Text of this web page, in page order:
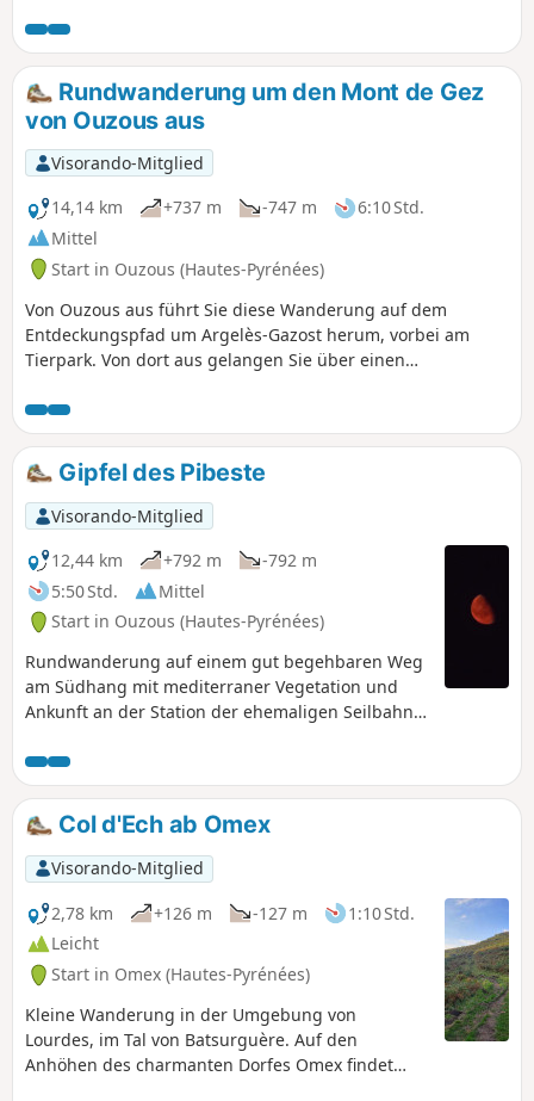
de Pau und einen 360°-Blick auf die
Zentralpyrenäen bietet!
Rundwanderung um den Mont de Gez
von Ouzous aus
Visorando-Mitglied
14,14 km
+737 m -747 m
6:10 Std.
Mittel
Start in Ouzous (Hautes-Pyrénées)
Von Ouzous aus führt Sie diese Wanderung auf dem
Entdeckungspfad um Argelès-Gazost herum, vorbei am
Tierpark. Von dort aus gelangen Sie über einen
Mont de Gez. Der Rückweg führt über Gez und den Reitstall
Bourdalat zurück zum Parkplatz von Ouzous. Die Strecke ist
schattig und führt hauptsächlich über Wege und Pfade.
Gipfel des Pibeste
Visorando-Mitglied
12,44 km
+792 m
-792 m
5:50 Std.
Mittel
Start in Ouzous (Hautes-Pyrénées)
Rundwanderung auf einem gut begehbaren Weg
am Südhang mit mediterraner Vegetation und
Ankunft an der Station der ehemaligen Seilbahn
Col d'Ech ab Omex
Visorando-Mitglied
2,78 km
+126 m -127 m
1:10 Std.
Leicht
Start in Omex (Hautes-Pyrénées)
Kleine Wanderung in der Umgebung von
Lourdes, im Tal von Batsurguère. Auf den
Anhöhen des charmanten Dorfes Omex findet